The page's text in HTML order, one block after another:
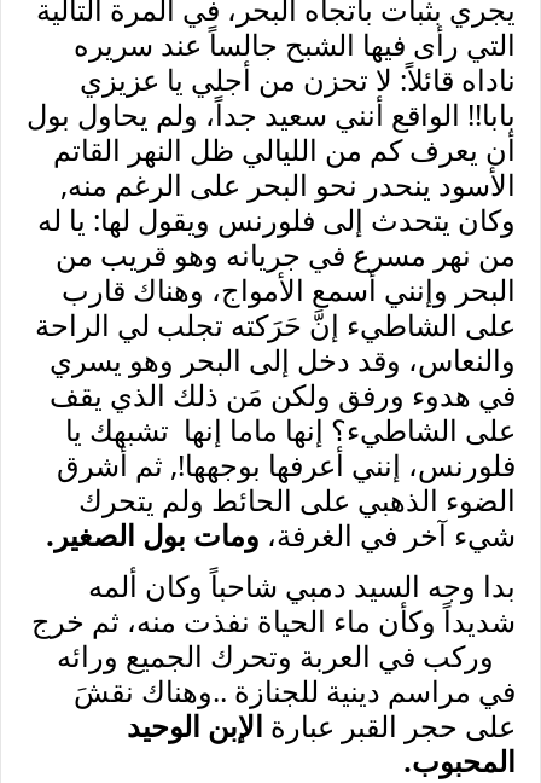
يجري بثبات باتجاه البحر، في المرة التالية
التي رأى فيها الشبح جالساً عند سريره
ناداه قائلاً: لا تحزن من أجلي يا عزيزي
بابا!! الواقع أنني سعيد جداً، ولم يحاول بول
أن يعرف كم من الليالي ظل النهر القاتم
الأسود ينحدر نحو البحر على الرغم منه,
وكان يتحدث إلى فلورنس ويقول لها: يا له
من نهر مسرع في جريانه وهو قريب من
البحر وإنني أسمع الأمواج، وهناك قارب
على الشاطيء إنَّ حَرَكته تجلب لي الراحة
والنعاس، وقد دخل إلى البحر وهو يسري
في هدوء ورفق ولكن مَن ذلك الذي يقف
على الشاطيء؟ إنها ماما إنها تشبهك يا
فلورنس، إنني أعرفها بوجهها!, ثم أشرق
الضوء الذهبي على الحائط ولم يتحرك
شيء آخر في الغرفة، ومات بول الصغير.
بدا وجه السيد دمبي شاحباً وكان ألمه
شديداً وكأن ماء الحياة نفذت منه، ثم خرج
وركب في العربة وتحرك الجميع ورائه
في مراسم دينية للجنازة ..وهناك نقشَ
على حجر القبر عبارة الإبن الوحيد
المحبوب.